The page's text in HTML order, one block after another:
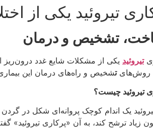
تیروئید یکی از
تشخیص و درمان
تیروئید یکی از مشکلات شایع غدد درون‌ریز
روش‌هایتشخیص و راه‌های درمان این
تیروئید چیست؟
یک اندام کوچک پروانه‌ای شکل در
زیاد ترشح کند، به آن «پرکاری تیروئید»